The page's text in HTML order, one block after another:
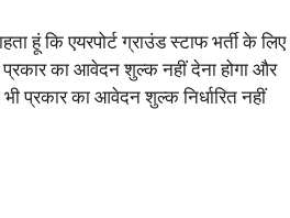
हूं कि एयरपोर्ट ग्राउंड स्टाफ भर्ती के लिए
प्रकार का आवेदन शुल्क नहीं देना होगा और
प्रकार का आवेदन शुल्क निर्धारित नहीं